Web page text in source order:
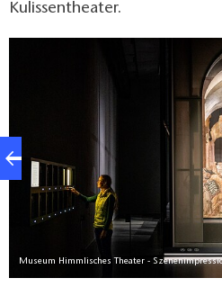
Kulissentheater.
Museum Himmlisches Theater -